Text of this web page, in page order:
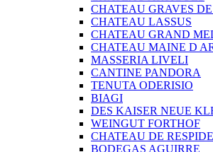
CHATEAU GRAVES
CHATEAU LASSUS
CHATEAU GRAND
CHATEAU MAINE D
MASSERIA LIVELI
CANTINE PANDORA
TENUTA ODERISIO
BIAGI
DES KAISER NEUE
WEINGUT FORTHOF
CHATEAU DE RESPIDE
BODEGAS AGUIRRE